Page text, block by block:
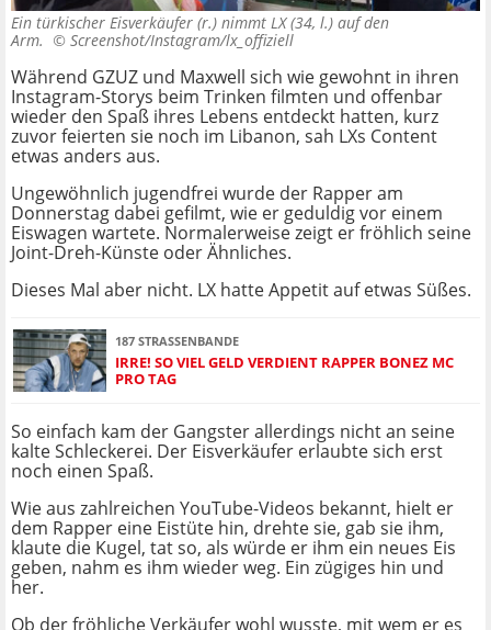
Ein türkischer Eisverkäufer (r.) nimmt LX (34, l.) auf den
Arm. © Screenshot/Instagram/lx_offiziell
Während GZUZ und Maxwell sich wie gewohnt in ihren
Instagram-Storys beim Trinken filmten und offenbar
wieder den Spaß ihres Lebens entdeckt hatten, kurz
zuvor feierten sie noch im Libanon, sah LXs Content
etwas anders aus.
Ungewöhnlich jugendfrei wurde der Rapper am
Donnerstag dabei gefilmt, wie er geduldig vor einem
Eiswagen wartete. Normalerweise zeigt er fröhlich seine
Joint-Dreh-Künste oder Ähnliches.
Dieses Mal aber nicht. LX hatte Appetit auf etwas Süßes.
187 STRASSENBANDE
IRRE! SO VIEL GELD VERDIENT RAPPER BONEZ MC
PRO TAG
So einfach kam der Gangster allerdings nicht an seine
kalte Schleckerei. Der Eisverkäufer erlaubte sich erst
noch einen Spaß.
Wie aus zahlreichen YouTube-Videos bekannt, hielt er
dem Rapper eine Eistüte hin, drehte sie, gab sie ihm,
klaute die Kugel, tat so, als würde er ihm ein neues Eis
geben, nahm es ihm wieder weg. Ein zügiges hin und
her.
Ob der fröhliche Verkäufer wohl wusste, mit wem er es